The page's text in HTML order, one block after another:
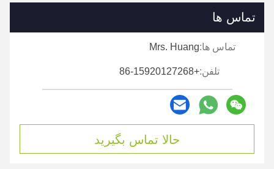
تماس ها
تماس ها:Mrs. Huang
تلفن:+86-15920127268
حالا تماس بگیرید